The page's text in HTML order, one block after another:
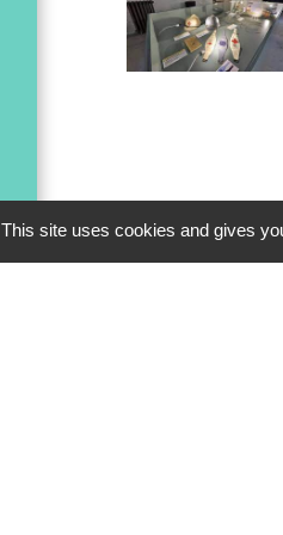
This site uses cookies and gives